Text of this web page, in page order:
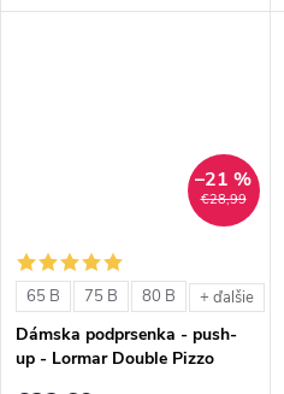
€28,99
–21 %
65 B 75 B 80 B + ďalšie
Dámska podprsenka - push-
up - Lormar Double Pizzo